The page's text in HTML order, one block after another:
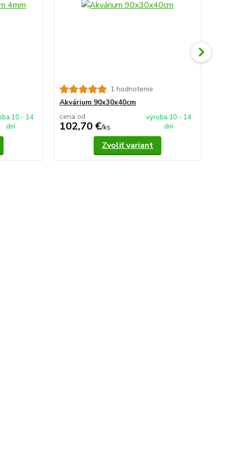
10 - 14
dní
1 hodnotenie
Akvárium 90x30x40cm
cena od
102,70 €/ks
výroba 10 - 14
dní
Zvoliť variant